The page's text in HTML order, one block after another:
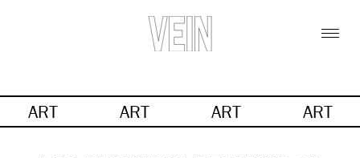
ART ART ART ART